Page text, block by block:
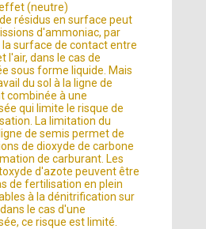
(neutre)
résidus en surface peut
d'ammoniac, par
surface de contact entre
l'air, dans le cas de
sous forme liquide. Mais
du sol à la ligne de
combinée à une
qui limite le risque de
La limitation du
de semis permet de
de dioxyde de carbone
de carburant. Les
d'azote peuvent être
de fertilisation en plein
à la dénitrification sur
le cas d'une
ce risque est limité.